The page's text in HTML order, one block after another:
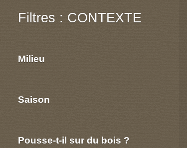
Filtres : CONTEXTE
Milieu
Saison
Pousse-t-il sur du bois ?